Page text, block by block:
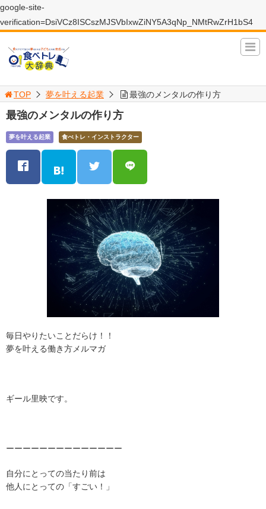
google-site-
verification=DsiVCz8ISCszMJSVbIxwZiNY5A3qNp_NMtRwZrH1bS4
TOP 夢を叶える起業 最強のメンタルの作り方
最強のメンタルの作り方
夢を叶える起業 食べトレ・インストラクター
毎日やりたいことだらけ！！
夢を叶える働き方メルマガ
ギール里映です。
ーーーーーーーーーーーーーー
自分にとっての当たり前は
他人にとっての「すごい！」